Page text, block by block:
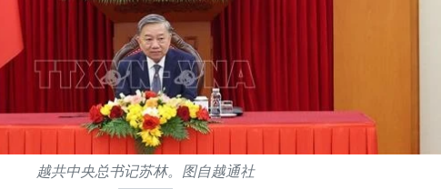
越共中央总书记苏林。图自越通社